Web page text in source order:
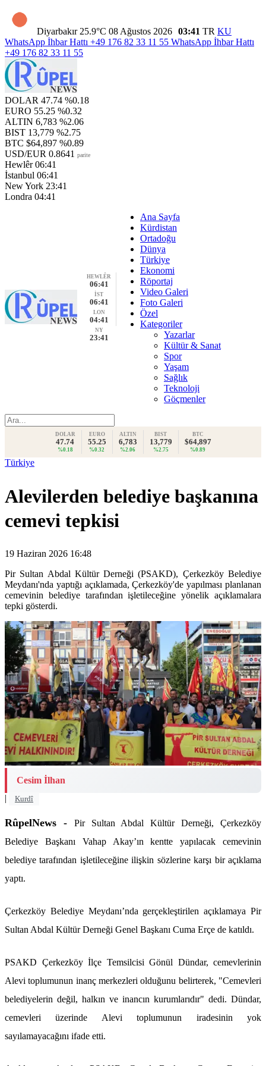
Diyarbakır 25.9°C 08 Ağustos 2026 03:41 TR KU
WhatsApp İhbar Hattı +49 176 82 33 11 55 WhatsApp İhbar Hattı
+49 176 82 33 11 55
DOLAR 47.74 %0.18
EURO 55.25 %0.32
ALTIN 6,783 %2.06
BIST 13,779 %2.75
BTC $64,897 %0.89
USD/EUR 0.8641 parite
Hewlêr 06:41
İstanbul 06:41
New York 23:41
Londra 04:41
HEWLÊR
06:41
İST
06:41
LON
04:41
NY
23:41
Ana Sayfa
Kürdistan
Ortadoğu
Dünya
Türkiye
Ekonomi
Röportaj
Video Galeri
Foto Galeri
Özel
Kategoriler
Yazarlar
Kültür & Sanat
Spor
Yaşam
Sağlık
Teknoloji
Göçmenler
DOLAR
47.74
%0.18
EURO
55.25
%0.32
ALTIN
6,783
%2.06
BIST
13,779
%2.75
BTC
$64,897
%0.89
Türkiye
Alevilerden belediye başkanına
cemevi tepkisi
19 Haziran 2026 16:48
Pir Sultan Abdal Kültür Derneği (PSAKD), Çerkezköy Belediye
Meydanı'nda yaptığı açıklamada, Çerkezköy'de yapılması planlanan
cemevinin belediye tarafından işletileceğine yönelik açıklamalara
tepki gösterdi.
Cesim İlhan
|
Kurdî
RûpelNews -
Pir Sultan Abdal Kültür Derneği, Çerkezköy
Belediye Başkanı Vahap Akay’ın kentte yapılacak cemevinin
belediye tarafından işletileceğine ilişkin sözlerine karşı bir açıklama
yaptı.
Çerkezköy Belediye Meydanı’nda gerçekleştirilen açıklamaya Pir
Sultan Abdal Kültür Derneği Genel Başkanı Cuma Erçe de katıldı.
PSAKD Çerkezköy İlçe Temsilcisi Gönül Dündar, cemevlerinin
Alevi toplumunun inanç merkezleri olduğunu belirterek, "Cemevleri
belediyelerin değil, halkın ve inancın kurumlarıdır" dedi. Dündar,
cemevleri üzerinde Alevi toplumunun iradesinin yok
sayılamayacağını ifade etti.